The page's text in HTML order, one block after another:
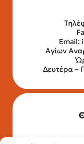
Email:
Αγίων
Δευτέρα –